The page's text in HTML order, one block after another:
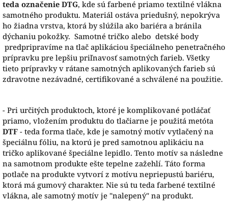
teda označenie DTG, kde sú farbené priamo textilné vlákna
samotného produktu. Materiál ostáva priedušný, nepokrýva
ho žiadna vrstva, ktorá by slúžila ako bariéra a bránila
dýchaniu pokožky. Samotné tričko alebo detské body
predpripravíme na tlač aplikáciou špeciálneho penetračného
prípravku pre lepšiu priľnavosť samotných farieb. Všetky
tieto prípravky v rátane samotných aplikovaných farieb sú
zdravotne nezávadné, certifikované a schválené na použitie.
- Pri určitých produktoch, ktoré je komplikované potláčať
priamo, vložením produktu do tlačiarne je použitá metóta
DTF - teda forma tlače, kde je samotný motív vytlačený na
špeciálnu fóliu, na ktorú je pred samotnou aplikáciu na
tričko aplikované špeciálne lepidlo. Tento motív sa následne
na samotnom produkte ešte tepelne zažehlí. Táto forma
potlače na produkte vytvorí z motívu nepriepustú bariéru,
ktorá má gumový charakter. Nie sú tu teda farbené textilné
vlákna, ale samotný motív je "nalepený" na produkt.